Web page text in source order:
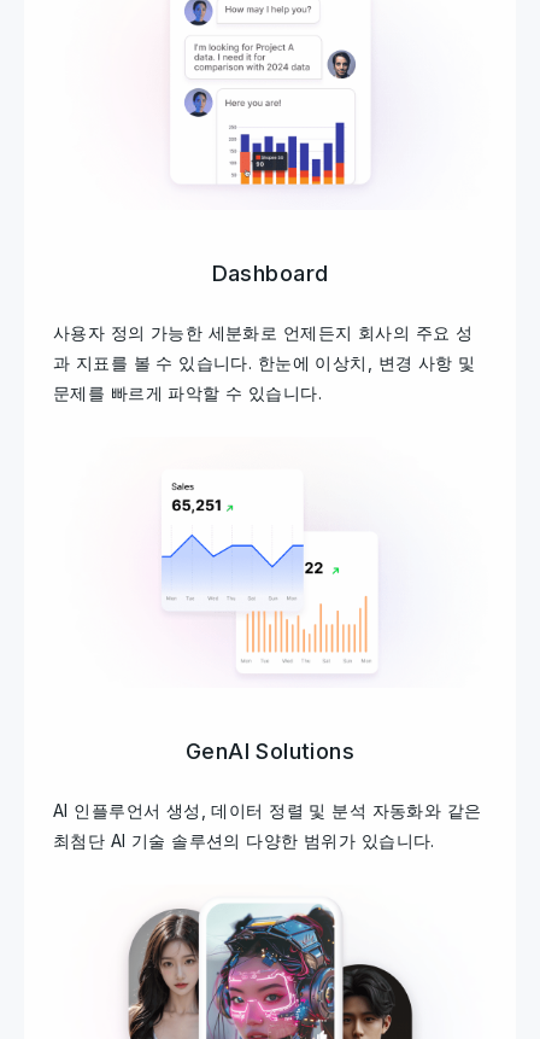
Dashboard
사용자 정의 가능한 세분화로 언제든지 회사의 주요 성
과 지표를 볼 수 있습니다. 한눈에 이상치, 변경 사항 및
문제를 빠르게 파악할 수 있습니다.
GenAI Solutions
AI 인플루언서 생성, 데이터 정렬 및 분석 자동화와 같은
최첨단 AI 기술 솔루션의 다양한 범위가 있습니다.